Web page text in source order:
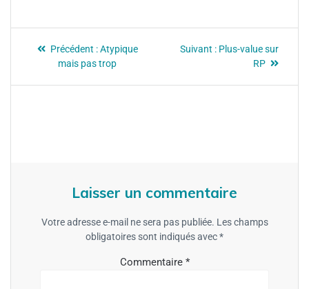
Précédent : Atypique
mais pas trop
Suivant : Plus-value sur
RP
Laisser un commentaire
Votre adresse e-mail ne sera pas publiée. Les champs
obligatoires sont indiqués avec*
Commentaire *